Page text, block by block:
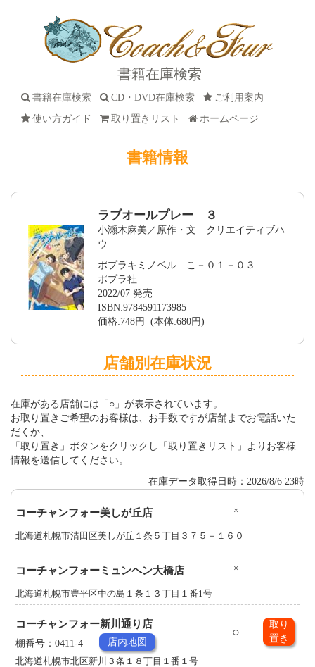
書籍在庫検索
書籍在庫検索 CD・DVD在庫検索
ご利用案内
使い方ガイド
取り置きリスト ホームページ
書籍情報
ラブオールプレー ３
小瀬木麻美／原作・文 クリエイティブハ
ウ
ポプラキミノベル こ－０１－０３
ポプラ社
2022/07 発売
ISBN:9784591173985
価格:748円 (本体:680円)
店舗別在庫状況
在庫がある店舗には「○」が表示されています。
お取り置きご希望のお客様は、お手数ですが店舗までお電話いた
だくか、
「取り置き」ボタンをクリックし「取り置きリスト」よりお客様
情報を送信してください。
在庫データ取得日時：2026/8/6 23時
コーチャンフォー美しが丘店 ×
北海道札幌市清田区美しが丘１条５丁目３７５－１６０
コーチャンフォーミュンヘン大橋店 ×
北海道札幌市豊平区中の島１条１３丁目１番1号
コーチャンフォー新川通り店
○
取り
置き
棚番号：0411-4 店内地図
北海道札幌市北区新川３条１８丁目１番１号